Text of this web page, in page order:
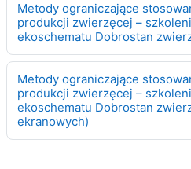
Metody ograniczające
produkcji zwierzęcej –
ekoschematu Dobrostan
Metody ograniczające
produkcji zwierzęcej –
ekoschematu Dobrostan
ekranowych)